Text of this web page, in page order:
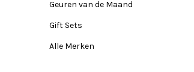
Geuren van de Maand
Gift Sets
Alle Merken